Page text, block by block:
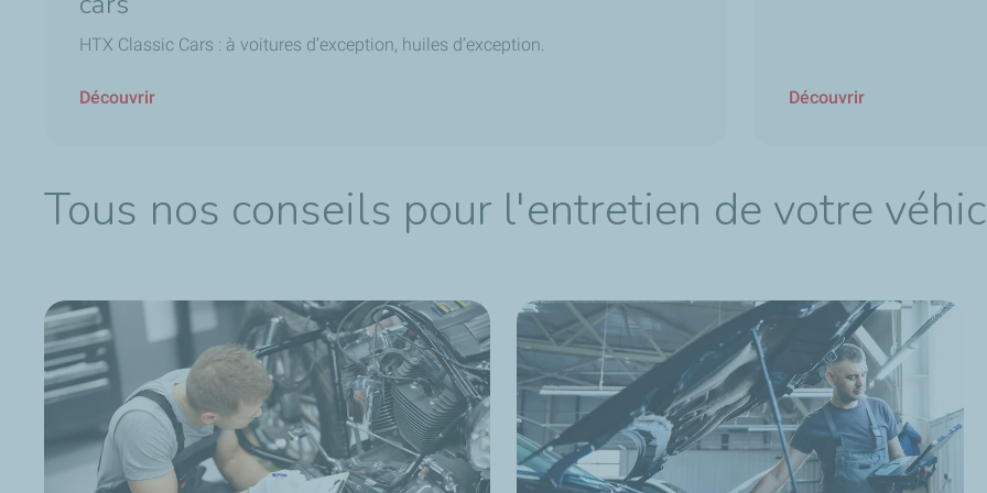
HTX Classic Cars : à voitures d’exception, huiles d’exception.
Découvrir Découvrir
Tous nos conseils pour l'entretien de votre